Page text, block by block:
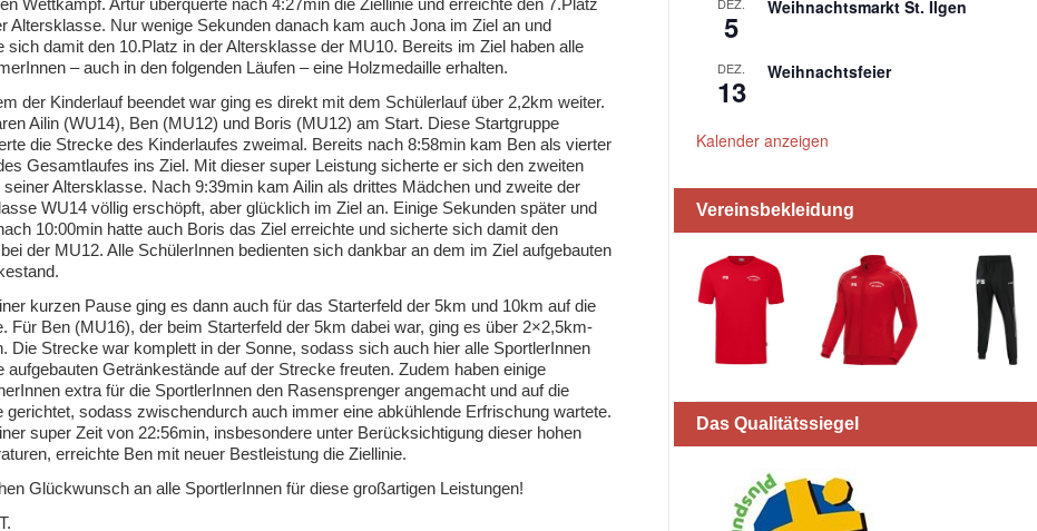
Wettkampf. Artur überquerte nach 4:27min die Ziellinie und erreichte den 7.Platz
Altersklasse. Nur wenige Sekunden danach kam auch Jona im Ziel an und
sich damit den 10.Platz in der Altersklasse der MU10. Bereits im Ziel haben alle
– auch in den folgenden Läufen – eine Holzmedaille erhalten.
der Kinderlauf beendet war ging es direkt mit dem Schülerlauf über 2,2km weiter.
Ailin (WU14), Ben (MU12) und Boris (MU12) am Start. Diese Startgruppe
die Strecke des Kinderlaufes zweimal. Bereits nach 8:58min kam Ben als vierter
Gesamtlaufes ins Ziel. Mit dieser super Leistung sicherte er sich den zweiten
seiner Altersklasse. Nach 9:39min kam Ailin als drittes Mädchen und zweite der
WU14 völlig erschöpft, aber glücklich im Ziel an. Einige Sekunden später und
10:00min hatte auch Boris das Ziel erreichte und sicherte sich damit den
der MU12. Alle SchülerInnen bedienten sich dankbar an dem im Ziel aufgebauten
kurzen Pause ging es dann auch für das Starterfeld der 5km und 10km auf die
Für Ben (MU16), der beim Starterfeld der 5km dabei war, ging es über 2×2,5km-
Die Strecke war komplett in der Sonne, sodass sich auch hier alle SportlerInnen
aufgebauten Getränkestände auf der Strecke freuten. Zudem haben einige
extra für die SportlerInnen den Rasensprenger angemacht und auf die
gerichtet, sodass zwischendurch auch immer eine abkühlende Erfrischung wartete.
super Zeit von 22:56min, insbesondere unter Berücksichtigung dieser hohen
erreichte Ben mit neuer Bestleistung die Ziellinie.
Glückwunsch an alle SportlerInnen für diese großartigen Leistungen!
5
Weihnachtsmarkt St. Ilgen
DEZ.
13
Weihnachtsfeier
Kalender anzeigen
Vereinsbekleidung
Das Qualitätssiegel